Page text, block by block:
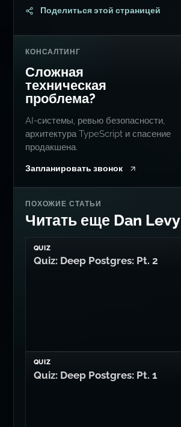
Поделиться этой страницей
КОНСАЛТИНГ
Сложная
техническая
проблема?
AI-системы, ревью безопасности,
архитектура TypeScript и спасение
продакшена.
Запланировать звонок
ПОХОЖИЕ СТАТЬИ
Читать еще Dan Levy
QUIZ
Quiz: Deep Postgres: Pt. 2
QUIZ
Quiz: Deep Postgres: Pt. 1